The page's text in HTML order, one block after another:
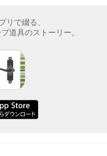
リで綴る、
道具のストーリー。